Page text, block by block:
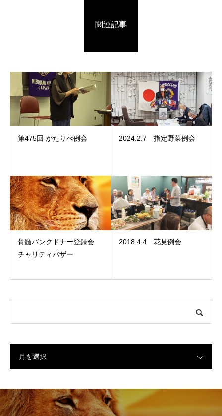
関連記事
第475回 かたりべ例会 2024.2.7 指定野菜例会
骨髄バンクドナー登録会
チャリティバザー
2018.4.4 花見例会
月を選択